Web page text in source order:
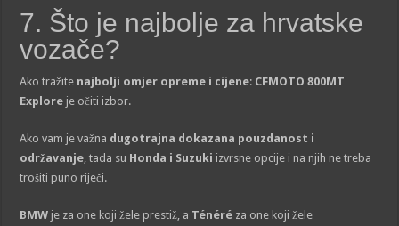
7. Što je najbolje za hrvatske
vozače?
Ako tražite najbolji omjer opreme i cijene: CFMOTO 800MT
Explore je očiti izbor.
Ako vam je važna dugotrajna dokazana pouzdanost i
održavanje , tada su Honda i Suzuki izvrsne opcije i na njih ne treba
trošiti puno riječi.
BMW je za one koji žele prestiž, a Ténéré za one koji žele